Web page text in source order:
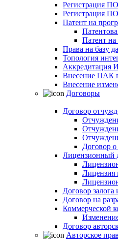
Регистрация
Регистрация
Патент на
Патент на
Права на базу
Топология
Аккредитация
Внесение ПАК
Внесение
Договоры
Договор
Договор о
Лицензионный
Договор
Договор на
Коммерческой
Договор
Авторское